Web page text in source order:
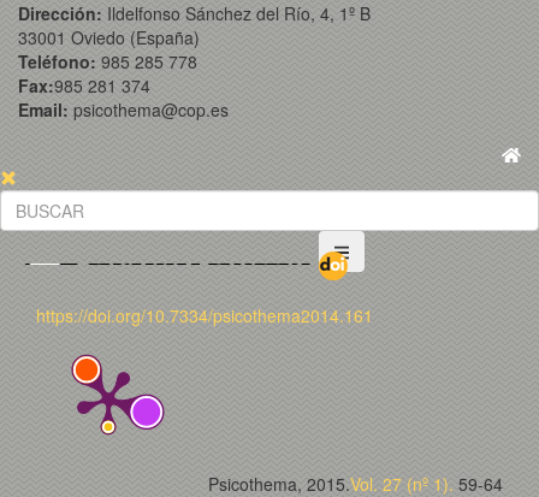
Dirección: Ildelfonso Sánchez del Río, 4, 1º B
33001 Oviedo (España)
Teléfono: 985 285 778
Fax:985 281 374
Email: psicothema@cop.es
https://doi.org/10.7334/psicothema2014.161
Psicothema, 2015.Vol. 27 (nº 1). 59-64